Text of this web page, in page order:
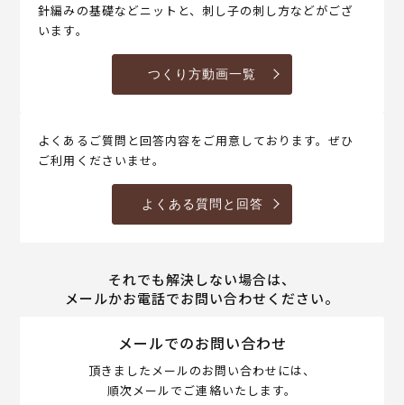
針編みの基礎などニットと、刺し子の刺し方などがござ
います。
つくり方動画一覧
よくあるご質問と回答内容をご用意しております。ぜひ
ご利用くださいませ。
よくある質問と回答
それでも解決しない場合は、
メールかお電話でお問い合わせください。
メールでのお問い合わせ
頂きましたメールのお問い合わせには、
順次メールでご連絡いたします。